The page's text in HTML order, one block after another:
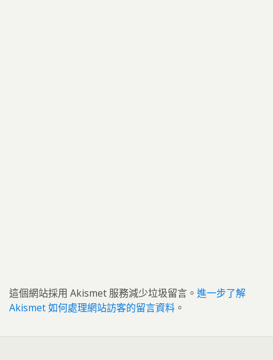
這個網站採用 Akismet 服務減少垃圾留言。 進一步了解
Akismet 如何處理網站訪客的留言資料 。